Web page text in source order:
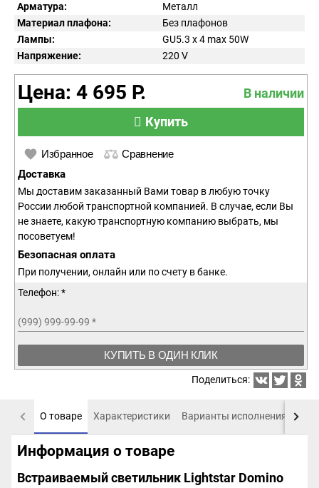
Арматура:
Металл
Материал плафона:
Без плафонов
Лампы:
GU5.3 x 4 max 50W
Напряжение:
220 V
Цена: 4 695 Р.
В наличии
Купить
Избранное Сравнение
Доставка
Мы доставим заказанный Вами товар в любую точку
России любой транспортной компанией. В случае, если Вы
не знаете, какую транспортную компанию выбрать, мы
посоветуем!
Безопасная оплата
При получении, онлайн или по счету в банке.
Телефон: *
(999) 999-99-99 *
КУПИТЬ В ОДИН КЛИК
Поделиться:
О товаре Характеристики Варианты исполнения
Информация о товаре
Встраиваемый светильник Lightstar Domino